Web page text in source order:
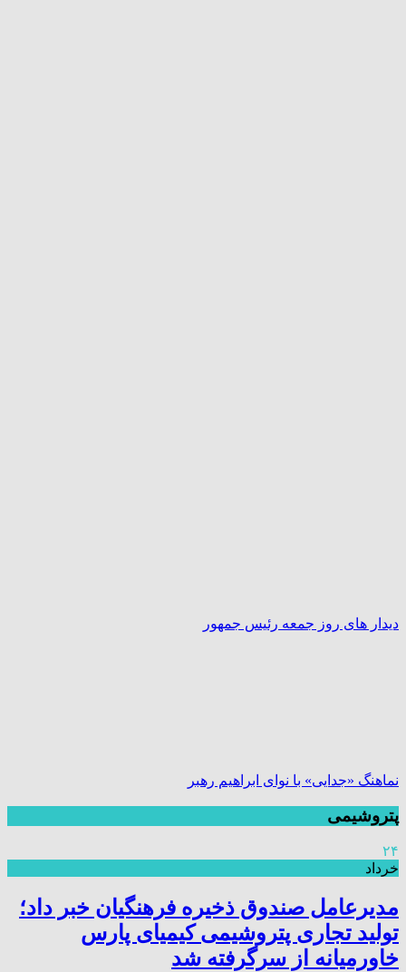
دیدار های روز جمعه رئیس جمهور
نماهنگ «جدایی» با نوای ابراهیم رهبر
پتروشیمی
۲۴
خرداد
مدیرعامل صندوق ذخیره فرهنگیان خبر داد؛
تولید تجاری پتروشیمی کیمیای پارس
خاورمیانه از سرگرفته شد